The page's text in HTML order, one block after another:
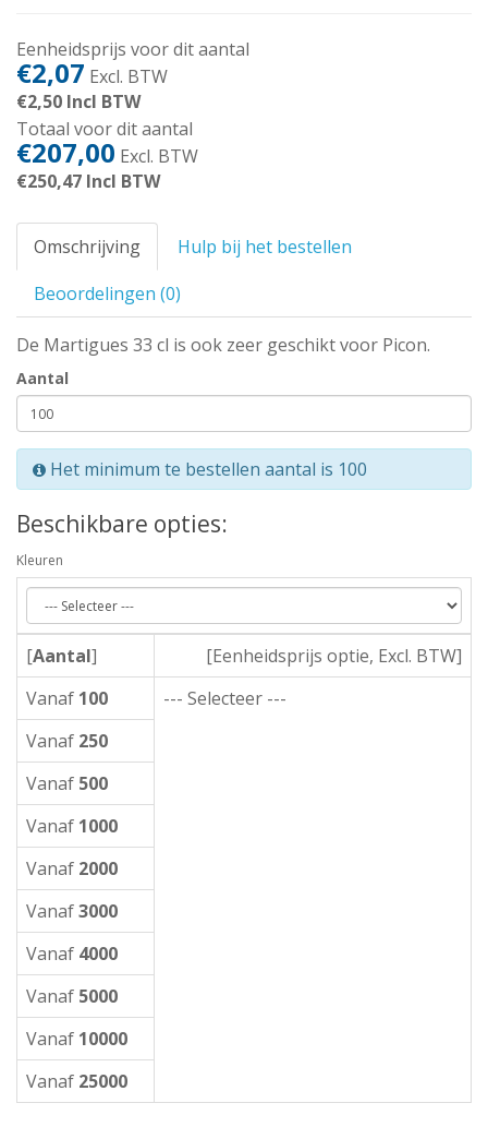
Eenheidsprijs voor dit aantal
€2,07 Excl. BTW
€2,50 Incl BTW
Totaal voor dit aantal
€207,00 Excl. BTW
€250,47 Incl BTW
Omschrijving
Hulp bij het bestellen
Beoordelingen (0)
De Martigues 33 cl is ook zeer geschikt voor Picon.
Aantal
Het minimum te bestellen aantal is 100
Beschikbare opties:
Kleuren
[Aantal]
[Eenheidsprijs optie, Excl. BTW]
Vanaf 100
--- Selecteer ---
Vanaf 250
Vanaf 500
Vanaf 1000
Vanaf 2000
Vanaf3000
Vanaf 4000
Vanaf 5000
Vanaf 10000
Vanaf 25000